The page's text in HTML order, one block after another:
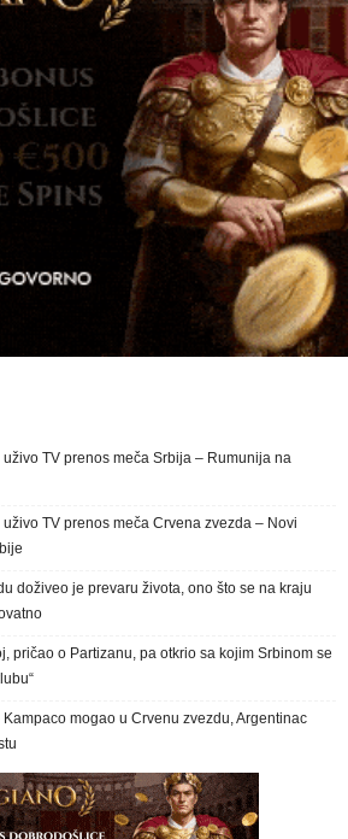
TV prenos meča Srbija – Rumunija na
TV prenos meča Crvena zvezda – Novi
doživeo je prevaru života, ono što se na kraju
pričao o Partizanu, pa otkrio sa kojim Srbinom se
mogao u Crvenu zvezdu, Argentinac